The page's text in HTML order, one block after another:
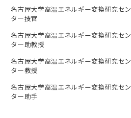
名古屋大学高温エネルギー変換研究セン
ター技官
名古屋大学高温エネルギー変換研究セン
ター助教授
名古屋大学高温エネルギー変換研究セン
ター教授
名古屋大学高温エネルギー変換研究セン
ター助手